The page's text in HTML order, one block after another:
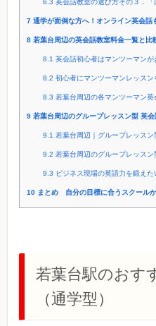
6.3 英会話教室の選び方その３．「
7 通学が面倒な方へ！オンライン英会話
8 若葉台周辺の英会話教室料金一覧と比
8.1 英会話初心者はマンツーマンが
8.2 初心者にマンツーマンレッスン
8.3 若葉台周辺の各マンツーマン
9 若葉台周辺のグループレッスン型 英
9.1 若葉台周辺｜グループレッス
9.2 若葉台周辺のグループレッスン
9.3 ビジネス現場の英語力を鍛えた
10 まとめ 自分の目標に合うスクール
若葉台駅のおす
（通学型）